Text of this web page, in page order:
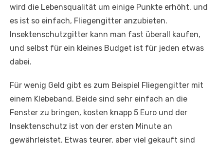
wird die Lebensqualität um einige Punkte erhöht, und
es ist so einfach, Fliegengitter anzubieten.
Insektenschutzgitter kann man fast überall kaufen,
und selbst für ein kleines Budget ist für jeden etwas
dabei.
Für wenig Geld gibt es zum Beispiel Fliegengitter mit
einem Klebeband. Beide sind sehr einfach an die
Fenster zu bringen, kosten knapp 5 Euro und der
Insektenschutz ist von der ersten Minute an
gewährleistet. Etwas teurer, aber viel gekauft sind